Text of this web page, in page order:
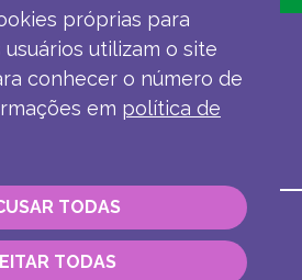
corporativa
de denúncias
próprias para
utilizam o site
conhecer o número de
em política de
TODAS
TODAS